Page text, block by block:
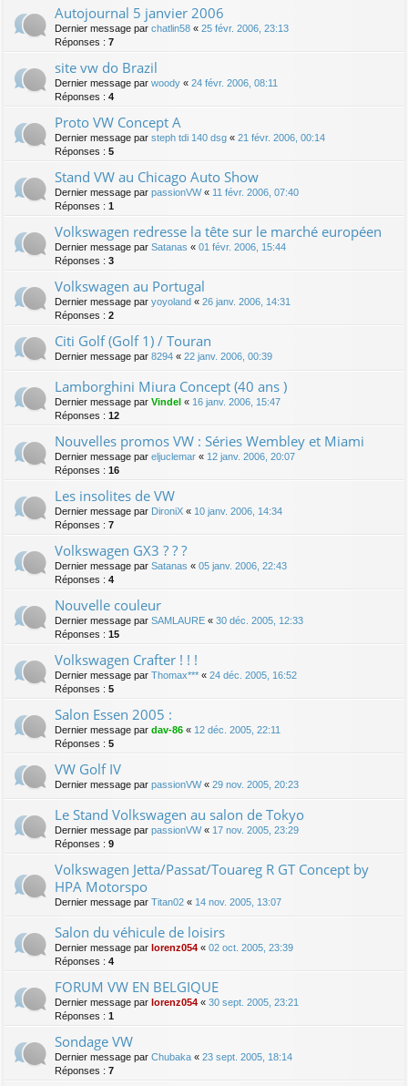
Autojournal 5 janvier 2006
Dernier message par chatlin58 « 25 févr. 2006, 23:13
Réponses : 7
site vw do Brazil
Dernier message par woody « 24 févr. 2006, 08:11
Réponses : 4
Proto VW Concept A
Dernier message par steph tdi 140 dsg « 21 févr. 2006, 00:14
Réponses : 5
Stand VW au Chicago Auto Show
Dernier message par passionVW« 11 févr. 2006, 07:40
Réponses : 1
Volkswagen redresse la tête sur le marché européen
Dernier message par Satanas « 01 févr. 2006, 15:44
Réponses : 3
Volkswagen au Portugal
Dernier message par yoyoland « 26 janv. 2006, 14:31
Réponses : 2
Citi Golf (Golf 1) / Touran
Dernier message par 8294 « 22 janv. 2006, 00:39
Lamborghini Miura Concept (40 ans )
Dernier message par Vindel « 16 janv. 2006, 15:47
Réponses : 12
Nouvelles promos VW : Séries Wembley et Miami
Dernier message par eljuclemar « 12 janv. 2006, 20:07
Réponses : 16
Les insolites de VW
Dernier message par DironiX « 10 janv. 2006, 14:34
Réponses : 7
Volkswagen GX3 ? ? ?
Dernier message par Satanas « 05 janv. 2006, 22:43
Réponses : 4
Nouvelle couleur
Dernier message par SAMLAURE « 30 déc. 2005, 12:33
Réponses : 15
Volkswagen Crafter ! ! !
Dernier message par Thomax*** « 24 déc. 2005, 16:52
Réponses : 5
Salon Essen 2005 :
Dernier message par dav-86 « 12 déc. 2005, 22:11
Réponses : 5
VW Golf IV
Dernier message par passionVW« 29 nov. 2005, 20:23
Le Stand Volkswagen au salon de Tokyo
Dernier message par passionVW« 17 nov. 2005, 23:29
Réponses : 9
Volkswagen Jetta/Passat/Touareg R GT Concept by
HPA Motorspo
Dernier message par Titan02 « 14 nov. 2005, 13:07
Salon du véhicule de loisirs
Dernier message par lorenz054 « 02 oct. 2005, 23:39
Réponses : 4
FORUM VW EN BELGIQUE
Dernier message par lorenz054 « 30 sept. 2005, 23:21
Réponses : 1
Sondage VW
Dernier message par Chubaka « 23 sept. 2005, 18:14
Réponses : 7